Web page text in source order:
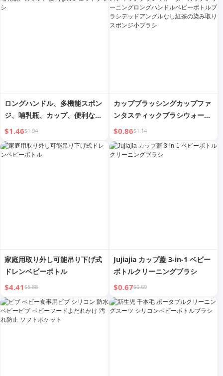
ロングハンドル、多機能スポン
ジ、哺乳瓶、カップ、便利なガ
ジェットブラシ
$1.46$1.94
カップブラッシングカップファ
ンタスティックブラシウォータ
ーカップクリーニングロングハ
ンドルベビーボトルブラシデッ
ドアングルなし紅茶の染み取り
$0.86$1.14
家庭用取り外し可能吊り下げ式
ドレンベビーボトル
$4.41$5.88
Jujiajia カップ蓋 3-in-1 ベビー
ボトルクリーニングブラシ
$0.67$0.89